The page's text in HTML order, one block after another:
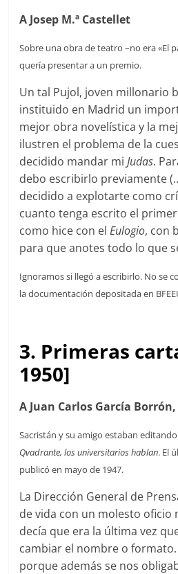
A Josep M.ª Castellet
Sobre una obra de teatro –no era «El
quería presentar a un premio.
Un tal Pujol, joven millonario
instituido en Madrid un
mejor obra novelística y la
ilustren el problema de la
decidido mandar miJudas.
debo escribirlo previamente
decidido a explotarte como
cuanto tenga escrito el
como hice con elEulogio, con
para que anotes todo lo que
Ignoramos si llegó a escribirlo. No se
la documentación depositada en
3. Primeras
1950]
A Juan Carlos García
Sacristán y su amigo estaban
Qvadrante, los universitarios hablan. El
publicó en mayo de 1947.
La Dirección General de
de vida con un molesto oficio
decía que era la última vez
cambiar el nombre o
porque además se nos